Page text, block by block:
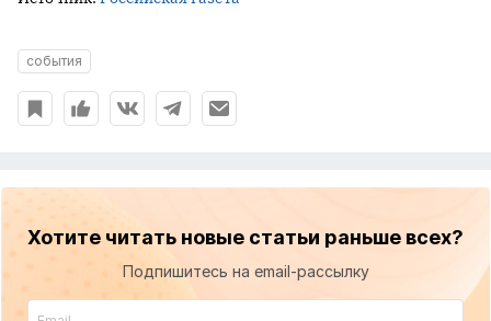
события
Хотите читать новые статьи раньше всех?
Подпишитесь на email-рассылку